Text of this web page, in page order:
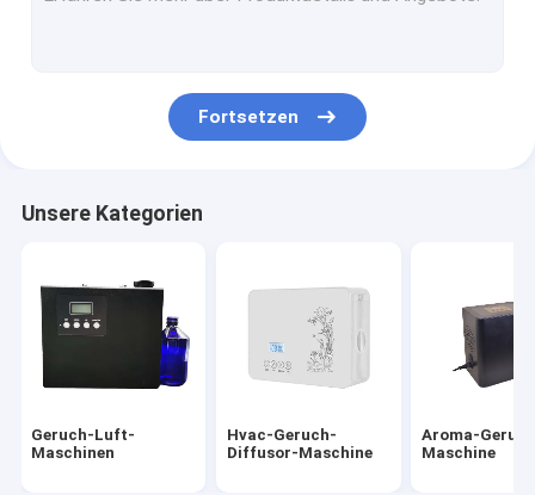
Manueller Seifenspender
Aroma-Diffusor-ätherisches Öl
Duft-Geschenk-Sätze
An der Wand befestigter Handtrockner
Fortsetzen
Unsere Kategorien
Geruch-Luft-
Maschinen
Hvac-Geruch-
Diffusor-Maschine
Aroma-
Maschine